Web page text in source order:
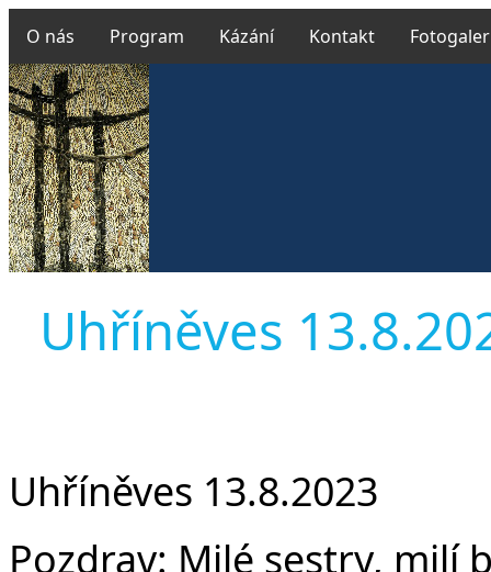
O nás Program Kázání Kontakt
Uhříněves
Uhříněves 13.8.2023
Pozdrav: Milé sestry, milí